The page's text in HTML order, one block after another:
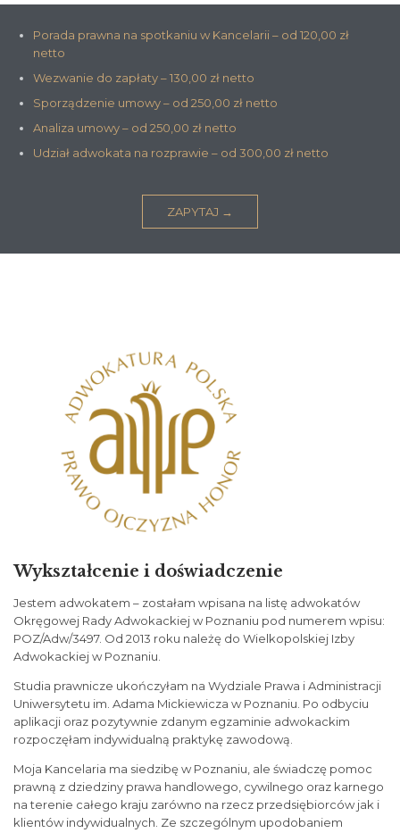
Porada prawna na spotkaniu w Kancelarii – od 120,00 zł
netto
Wezwanie do zapłaty – 130,00 zł netto
Sporządzenie umowy – od 250,00 zł netto
Analiza umowy – od 250,00 zł netto
Udział adwokata na rozprawie – od 300,00 zł netto
ZAPYTAJ →
Wykształcenie i doświadczenie
Jestem adwokatem – zostałam wpisana na listę adwokatów
Okręgowej Rady Adwokackiej w Poznaniu pod numerem wpisu:
POZ/Adw/3497. Od 2013 roku należę do Wielkopolskiej Izby
Adwokackiej w Poznaniu.
Studia prawnicze ukończyłam na Wydziale Prawa i Administracji
Uniwersytetu im. Adama Mickiewicza w Poznaniu. Po odbyciu
aplikacji oraz pozytywnie zdanym egzaminie adwokackim
rozpoczęłam indywidualną praktykę zawodową.
Moja Kancelaria ma siedzibę w Poznaniu, ale świadczę pomoc
prawną z dziedziny prawa handlowego, cywilnego oraz karnego
na terenie całego kraju zarówno na rzecz przedsiębiorców jak i
klientów indywidualnych. Ze szczególnym upodobaniem